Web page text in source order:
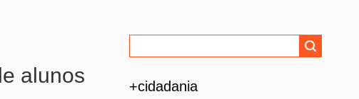
alunos
+cidadania